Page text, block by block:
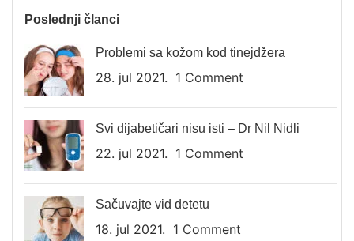
Poslednji članci
Problemi sa kožom kod tinejdžera
28. jul 2021. 1 Comment
Svi dijabetičari nisu isti – Dr Nil Nidli
22. jul 2021. 1 Comment
Sačuvajte vid detetu
18. jul 2021. 1 Comment